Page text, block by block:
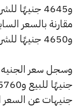
و4650 جنيهًا للشراء.